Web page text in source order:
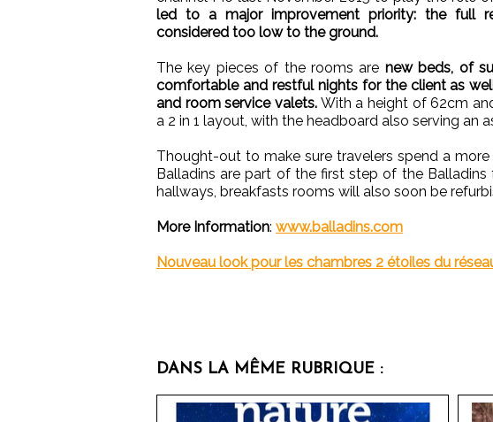
led to a major improvement priority: the full
considered too low to the ground.
The key pieces of the rooms are new beds, of
comfortable and restful nights for the client as
and room service valets. With a height of 62cm
a 2 in 1 layout, with the headboard also serving an
Thought-out to make sure travelers spend a
Balladins are part of the first step of the Balladins
hallways, breakfasts rooms will also soon be
More Information: www.balladins.com
Nouveau look pour les chambres 2 étoiles du
DANS LA MÊME RUBRIQUE :